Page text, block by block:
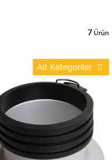
7 Ürün
Alt Kategoriler